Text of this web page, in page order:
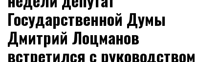
Государственной Думы
Дмитрий Лоцманов
встретился с руководством